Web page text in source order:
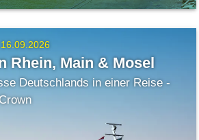
Rhein, Main & Mosel
Deutschlands in einer Reise -